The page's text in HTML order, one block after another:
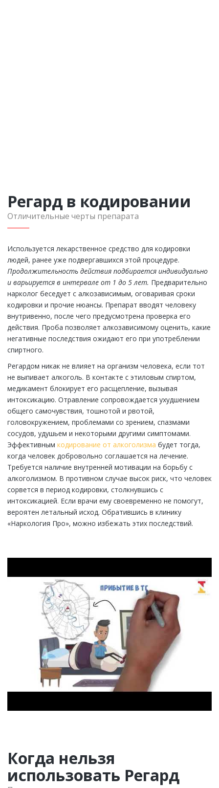
Регард в кодировании
Отличительные черты препарата
Используется лекарственное средство для кодировки
людей, ранее уже подвергавшихся этой процедуре.
Продолжительность действия подбирается индивидуально
и варьируется в интервале от 1 до 5 лет. Предварительно
нарколог беседует с алкозависимым, оговаривая сроки
кодировки и прочие нюансы. Препарат вводят человеку
внутривенно, после чего предусмотрена проверка его
действия. Проба позволяет алкозависимому оценить, какие
негативные последствия ожидают его при употреблении
спиртного.
Регардом никак не влияет на организм человека, если тот
не выпивает алкоголь. В контакте с этиловым спиртом,
медикамент блокирует его расщепление, вызывая
интоксикацию. Отравление сопровождается ухудшением
общего самочувствия, тошнотой и рвотой,
головокружением, проблемами со зрением, спазмами
сосудов, удушьем и некоторыми другими симптомами.
Эффективным кодирование от алкоголизма будет тогда,
когда человек добровольно соглашается на лечение.
Требуется наличие внутренней мотивации на борьбу с
алкоголизмом. В противном случае высок риск, что человек
сорвется в период кодировки, столкнувшись с
интоксикацией. Если врачи ему своевременно не помогут,
вероятен летальный исход. Обратившись в клинику
«Наркология Про», можно избежать этих последствий.
Когда нельзя
использовать Регард